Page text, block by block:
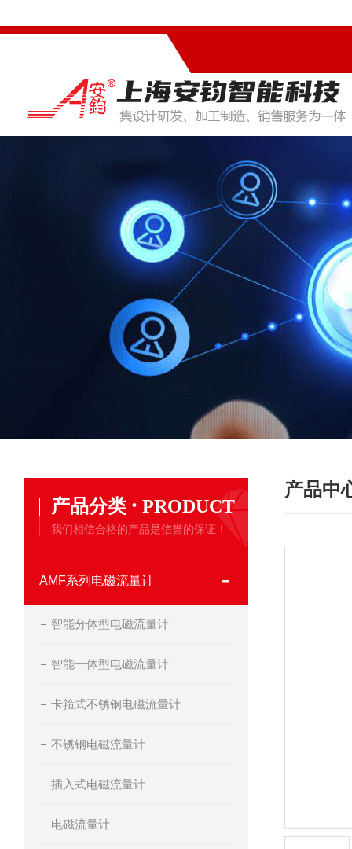
产品分类 · PRODUCT
我们相信合格的产品是信誉的保证！
AMF系列电磁流量计
智能分体型电磁流量计
智能一体型电磁流量计
卡箍式不锈钢电磁流量计
不锈钢电磁流量计
插入式电磁流量计
电磁流量计
产品中